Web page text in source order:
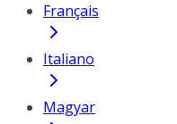
Français
Italiano
Magyar